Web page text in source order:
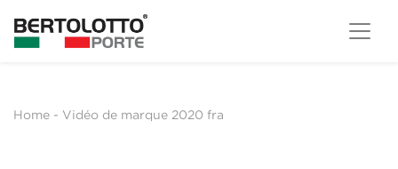
Home - Vidéo de marque 2020 fra